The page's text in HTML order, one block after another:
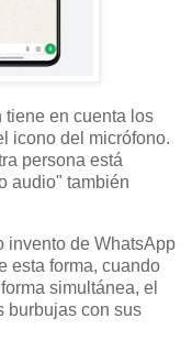
tiene en cuenta los
icono del micrófono.
persona está
audio" también
invento de WhatsApp
esta forma, cuando
simultánea, el
burbujas con sus